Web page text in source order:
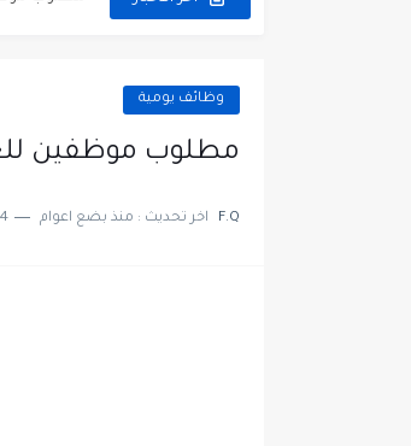
وظائف يومية
مطلوب موظفين
F.Q اخر تحديث : منذ بضع اعوام 4 دقائق للقراءة